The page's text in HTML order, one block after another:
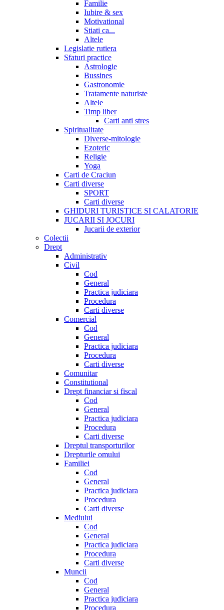
Familie
Iubire & sex
Motivational
Stiati ca...
Altele
Legislatie rutiera
Sfaturi practice
Astrologie
Bussines
Gastronomie
Tratamente naturiste
Altele
Timp liber
Carti anti stres
Spiritualitate
Diverse-mitologie
Ezoteric
Religie
Yoga
Carti de Craciun
Carti diverse
SPORT
Carti diverse
GHIDURI TURISTICE SI CALATORIE
JUCARII SI JOCURI
Jucarii de exterior
Colectii
Drept
Administrativ
Civil
Cod
General
Practica judiciara
Procedura
Carti diverse
Comercial
Cod
General
Practica judiciara
Procedura
Carti diverse
Comunitar
Constitutional
Drept financiar si fiscal
Cod
General
Practica judiciara
Procedura
Carti diverse
Dreptul transporturilor
Drepturile omului
Familiei
Cod
General
Practica judiciara
Procedura
Carti diverse
Mediului
Cod
General
Practica judiciara
Procedura
Carti diverse
Muncii
Cod
General
Practica judiciara
Procedura